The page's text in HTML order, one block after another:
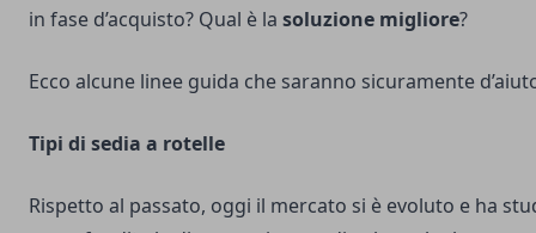
in fase d’acquisto? Qual è la soluzione migliore?
Ecco alcune linee guida che saranno sicuramente
Tipi di sedia a rotelle
Rispetto al passato, oggi il mercato si è evoluto e ha